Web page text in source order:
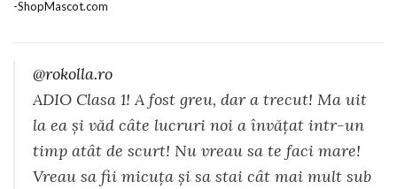
@rokolla.ro
ADIO Clasa 1! A fost greu, dar a trecut! Ma uit
la ea și văd câte lucruri noi a învățat intr-un
timp atât de scurt! Nu vreau sa te faci mare!
Vreau sa fii micuța și sa stai cât mai mult sub